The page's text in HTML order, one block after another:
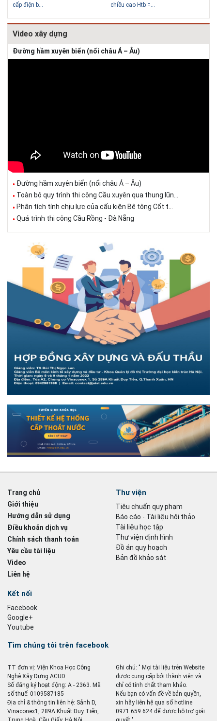
cấp điện b...
chiều cao Htb =...
Video xây dựng
Đường hầm xuyên biển (nối châu Á – Âu)
Đường hầm xuyên biển (nối châu Á – Âu)
Toàn bộ quy trình thi công Cầu xuyên qua thung lũn...
Phân tích tính chịu lực của cấu kiện Bê tông Cốt t...
Quá trình thi công Cầu Rồng - Đà Nẵng
Trang chủ
Giới thiệu
Hướng dẫn sử dụng
Điều khoản dịch vụ
Chính sách thanh toán
Yêu cầu tài liệu
Video
Liên hệ
Thư viện
Tiêu chuẩn quy phạm
Báo cáo - Tài liệu hội thảo
Tài liệu học tập
Thư viện định hình
Đồ án quy hoạch
Bản đồ khảo sát
Kết nối
Facebook
Google+
Youtube
Tìm chúng tôi trên facebook
TT đơn vị: Viện Khoa Học Công
Nghệ Xây Dựng ACUD
Số đăng ký hoạt động: A - 2363. Mã
số thuế: 0109587185
Địa chỉ & thông tin liên hệ: Sảnh D,
Vinaconex1, 289A Khuất Duy Tiến,
Ghi chú: " Mọi tài liệu trên Website
được cung cấp bởi thành viên và
chỉ có tính chất tham khảo.
Nếu bạn có vấn đề về bản quyền,
xin hãy liên hệ qua số hotline
0971.659.624 để được hỗ trợ giải